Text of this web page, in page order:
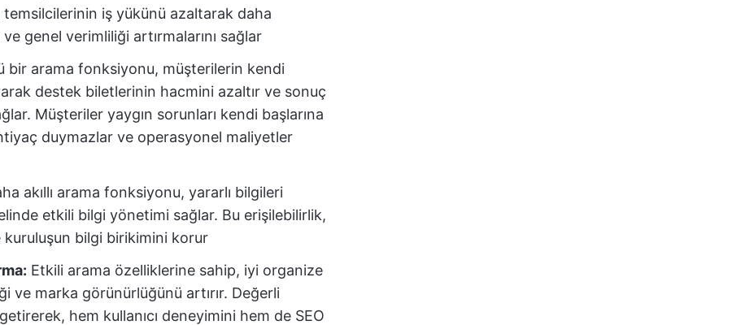
iş yükünü azaltarak daha
genel verimliliği artırmalarını sağlar
bir arama fonksiyonu, müşterilerin kendi
destek biletlerinin hacmini azaltır ve sonuç
Müşteriler yaygın sorunları kendi başlarına
duymazlar ve operasyonel maliyetler
akıllı arama fonksiyonu, yararlı bilgileri
etkili bilgi yönetimi sağlar. Bu erişilebilirlik,
kuruluşun bilgi birikimini korur
Etkili arama özelliklerine sahip, iyi organize
ve marka görünürlüğünü artırır. Değerli
hem kullanıcı deneyimini hem de SEO